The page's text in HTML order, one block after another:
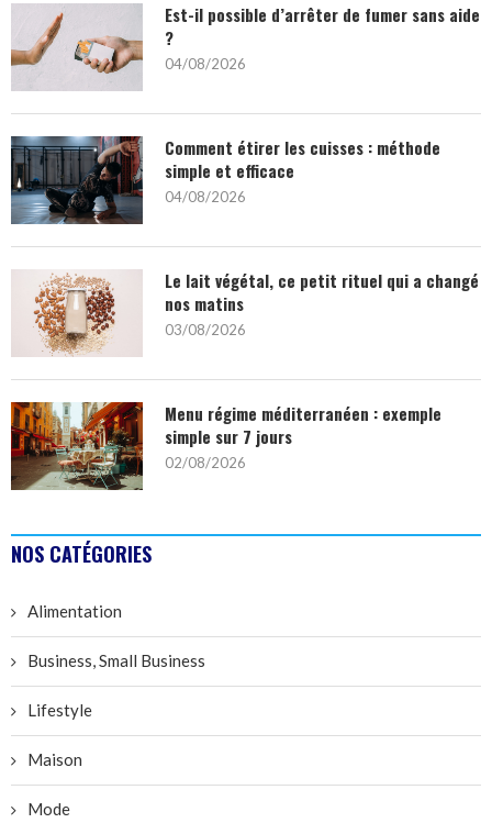
Est-il possible d’arrêter de fumer sans aide
?
04/08/2026
Comment étirer les cuisses : méthode
simple et efficace
04/08/2026
Le lait végétal, ce petit rituel qui a changé
nos matins
03/08/2026
Menu régime méditerranéen : exemple
simple sur 7 jours
02/08/2026
NOS CATÉGORIES
Alimentation
Business, Small Business
Lifestyle
Maison
Mode